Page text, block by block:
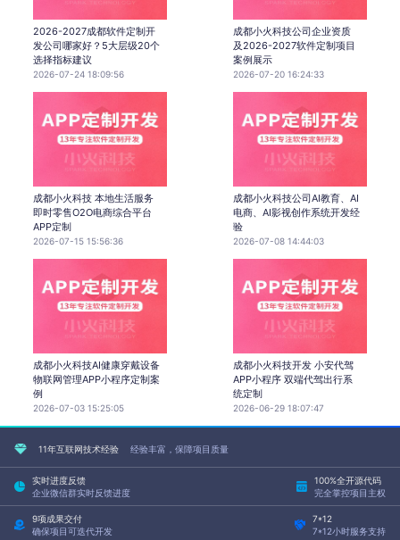
2026-2027成都软件定制开
发公司哪家好？5大层级20个
选择指标建议
2026-07-24 18:09:56
成都小火科技公司企业资质
及2026-2027软件定制项目
案例展示
2026-07-20 16:24:33
成都小火科技 本地生活服务
即时零售O2O电商综合平台
APP定制
2026-07-15 15:56:36
成都小火科技公司AI教育、AI
电商、AI影视创作系统开发经
验
2026-07-08 14:44:03
成都小火科技AI健康穿戴设备
物联网管理APP小程序定制案
例
2026-07-03 15:25:05
成都小火科技开发 小安代驾
APP小程序 双端代驾出行系
统定制
2026-06-29 18:07:47
11年互联网技术经验 经验丰富，保障项目质量
实时进度反馈
企业微信群实时反馈进度
100%全开源代码
完全掌控项目主权
9项成果交付
确保项目可迭代开发
7*12
7*12小时服务支持